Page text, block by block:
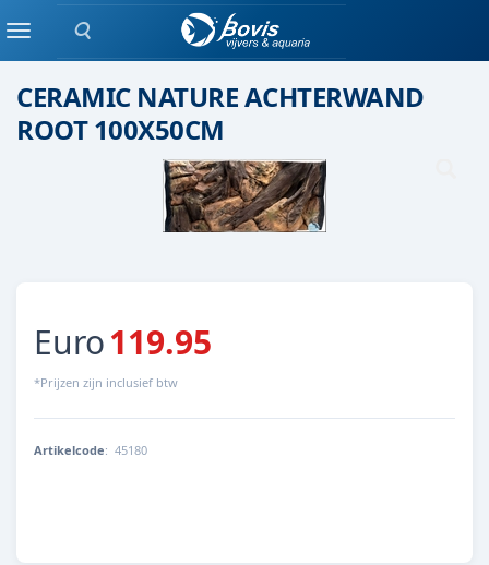
Zoeken
MenuACHTERWAND
CERAMIC NATURE ACHTERWAND
ROOT 100X50CM
Euro119.95
*Prijzen zijn inclusief btw
Artikelcode: 45180